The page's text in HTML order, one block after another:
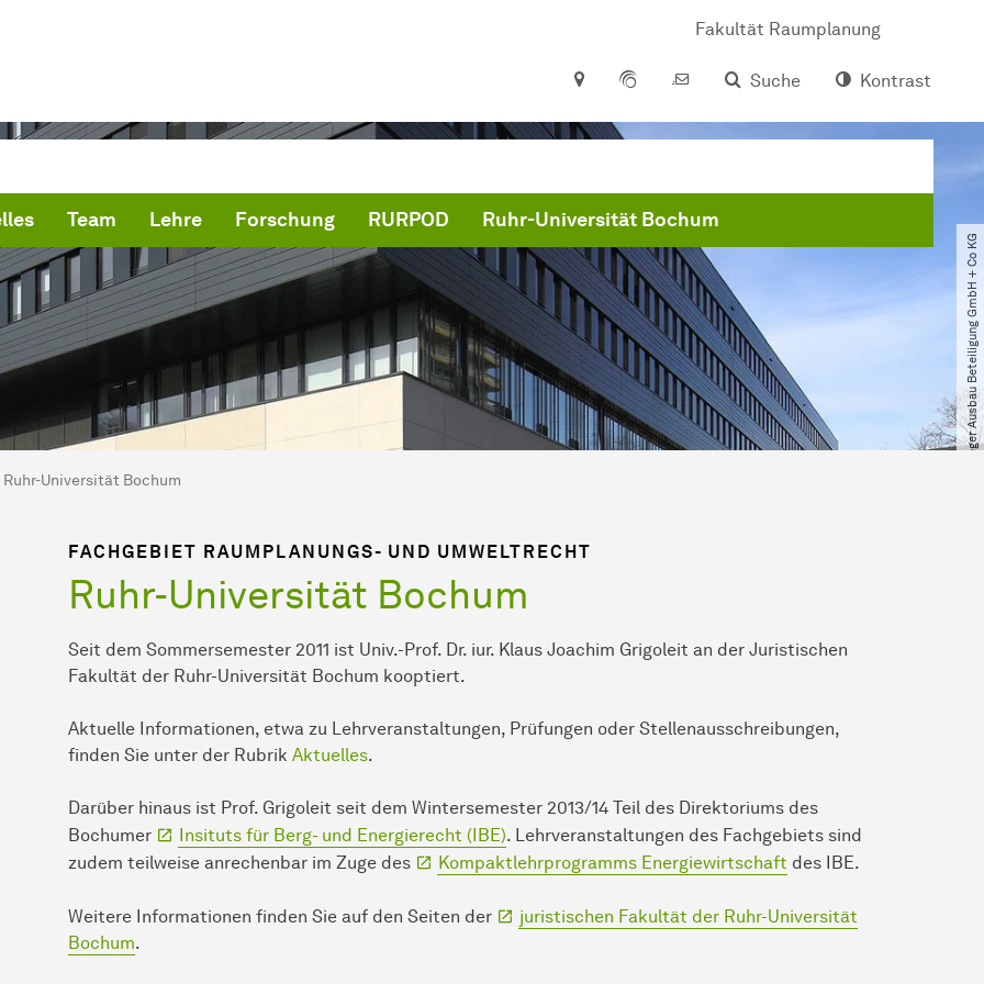
Fakultät Raumplanung
Suche
Kontrast
Team Lehre Forschung RURPOD Ruhr-Universität Bochum
© Jaeger Ausbau Beteiligung GmbH + Co KG
hier:
Ruhr-Universität Bochum
FACHGEBIET RAUMPLANUNGS- UND UMWELTRECHT
Ruhr-Universität Bochum
Seit dem Sommersemester 2011 ist Univ.-Prof. Dr. iur. Klaus Joachim Grigoleit an der Juristischen
Fakultät der Ruhr-Universität Bochum kooptiert.
Aktuelle Informationen, etwa zu Lehrveranstaltungen, Prüfungen oder Stellenausschreibungen,
finden Sie unter der Rubrik Aktuelles.
Darüber hinaus ist Prof. Grigoleit seit dem Wintersemester 2013/14 Teil des Direktoriums des
Bochumer
Insituts für Berg- und Energierecht (IBE). Lehrveranstaltungen des Fachgebiets sind
zudem teilweise anrechenbar im Zuge des
Kompaktlehrprogramms Energiewirtschaft des IBE.
Weitere Informationen finden Sie auf den Seiten der
juristischen Fakultät der Ruhr-Universität
Bochum.